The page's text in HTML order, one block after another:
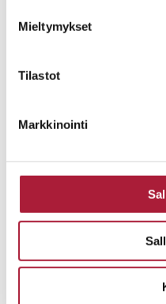
Mieltymykset
Tilastot
Markkinointi
Se on v. 1993 perustettu
laadukkaat ja
Pirkanmaalla ja Oulun